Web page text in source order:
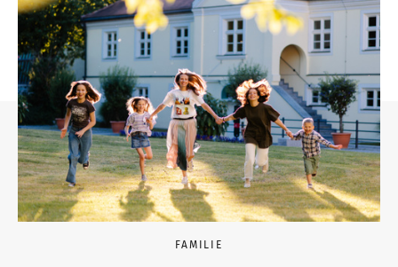
FAMILIE